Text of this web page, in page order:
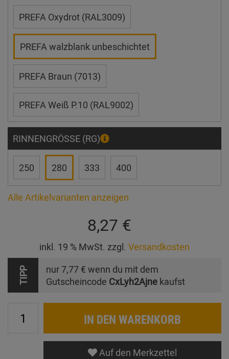
PREFA Oxydrot (RAL3009)
PREFA walzblank unbeschichtet
PREFA Braun (7013)
PREFA Weiß P.10 (RAL9002)
RINNENGRÖSSE (RG)
250 280 333 400
Alle Artikelvarianten anzeigen
8,27 €
inkl. 19 % MwSt. zzgl. Versandkosten
TIPP nur7,77 € wenn du mit dem
Gutscheincode CxLyh2Ajne kaufst
IN DEN WARENKORB
Auf den Merkzettel